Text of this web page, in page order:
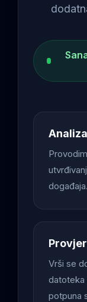
događaja.
Vrši se
datoteka
potpuna